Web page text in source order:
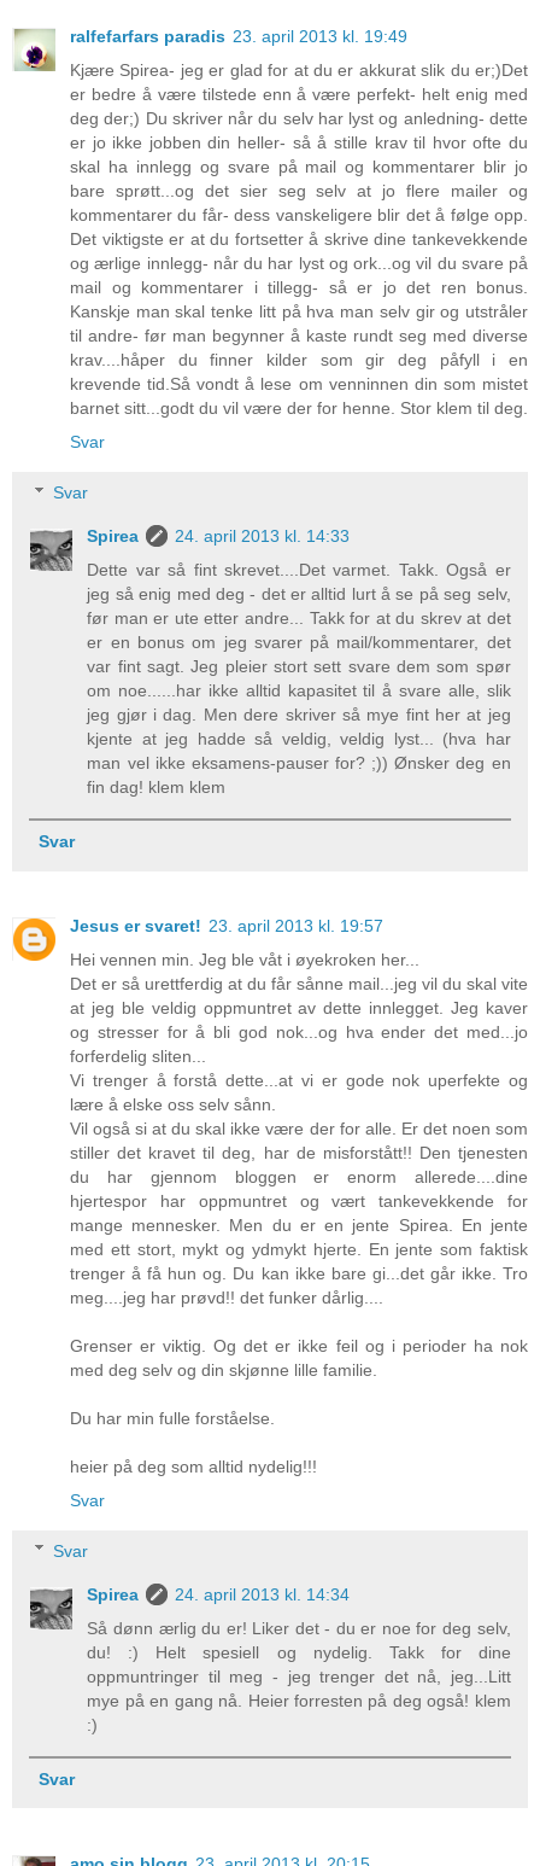
ralfefarfars paradis 23. april 2013 kl. 19:49
Kjære Spirea- jeg er glad for at du er akkurat slik du er;)Det
er bedre å være tilstede enn å være perfekt- helt enig med
deg der;) Du skriver når du selv har lyst og anledning- dette
er jo ikke jobben din heller- så å stille krav til hvor ofte du
skal ha innlegg og svare på mail og kommentarer blir jo
bare sprøtt...og det sier seg selv at jo flere mailer og
kommentarer du får- dess vanskeligere blir det å følge opp.
Det viktigste er at du fortsetter å skrive dine tankevekkende
og ærlige innlegg- når du har lyst og ork...og vil du svare på
mail og kommentarer i tillegg- så er jo det ren bonus.
Kanskje man skal tenke litt på hva man selv gir og utstråler
til andre- før man begynner å kaste rundt seg med diverse
krav....håper du finner kilder som gir deg påfyll i en
krevende tid.Så vondt å lese om venninnen din som mistet
barnet sitt...godt du vil være der for henne. Stor klem til deg.
Svar
Svar
Spirea
24. april 2013 kl. 14:33
Dette var så fint skrevet....Det varmet. Takk. Også er
jeg så enig med deg - det er alltid lurt å se på seg selv,
før man er ute etter andre... Takk for at du skrev at det
er en bonus om jeg svarer på mail/kommentarer, det
var fint sagt. Jeg pleier stort sett svare dem som spør
om noe......har ikke alltid kapasitet til å svare alle, slik
jeg gjør i dag. Men dere skriver så mye fint her at jeg
kjente at jeg hadde så veldig, veldig lyst... (hva har
man vel ikke eksamens-pauser for? ;)) Ønsker deg en
fin dag! klem klem
Svar
Jesus er svaret! 23. april 2013 kl. 19:57
Hei vennen min. Jeg ble våt i øyekroken her...
Det er så urettferdig at du får sånne mail...jeg vil du skal vite
at jeg ble veldig oppmuntret av dette innlegget. Jeg kaver
og stresser for å bli god nok...og hva ender det med...jo
forferdelig sliten...
Vi trenger å forstå dette...at vi er gode nok uperfekte og
lære å elske oss selv sånn.
Vil også si at du skal ikke være der for alle. Er det noen som
stiller det kravet til deg, har de misforstått!! Den tjenesten
du har gjennom bloggen er enorm allerede....dine
hjertespor har oppmuntret og vært tankevekkende for
mange mennesker. Men du er en jente Spirea. En jente
med ett stort, mykt og ydmykt hjerte. En jente som faktisk
trenger å få hun og. Du kan ikke bare gi...det går ikke. Tro
meg....jeg har prøvd!! det funker dårlig....
Grenser er viktig. Og det er ikke feil og i perioder ha nok
med deg selv og din skjønne lille familie.
Du har min fulle forståelse.
heier på deg som alltid nydelig!!!
Svar
Svar
Spirea
24. april 2013 kl. 14:34
Så dønn ærlig du er! Liker det - du er noe for deg selv,
du! :) Helt spesiell og nydelig. Takk for dine
oppmuntringer til meg - jeg trenger det nå, jeg...Litt
mye på en gang nå. Heier forresten på deg også! klem
:)
Svar